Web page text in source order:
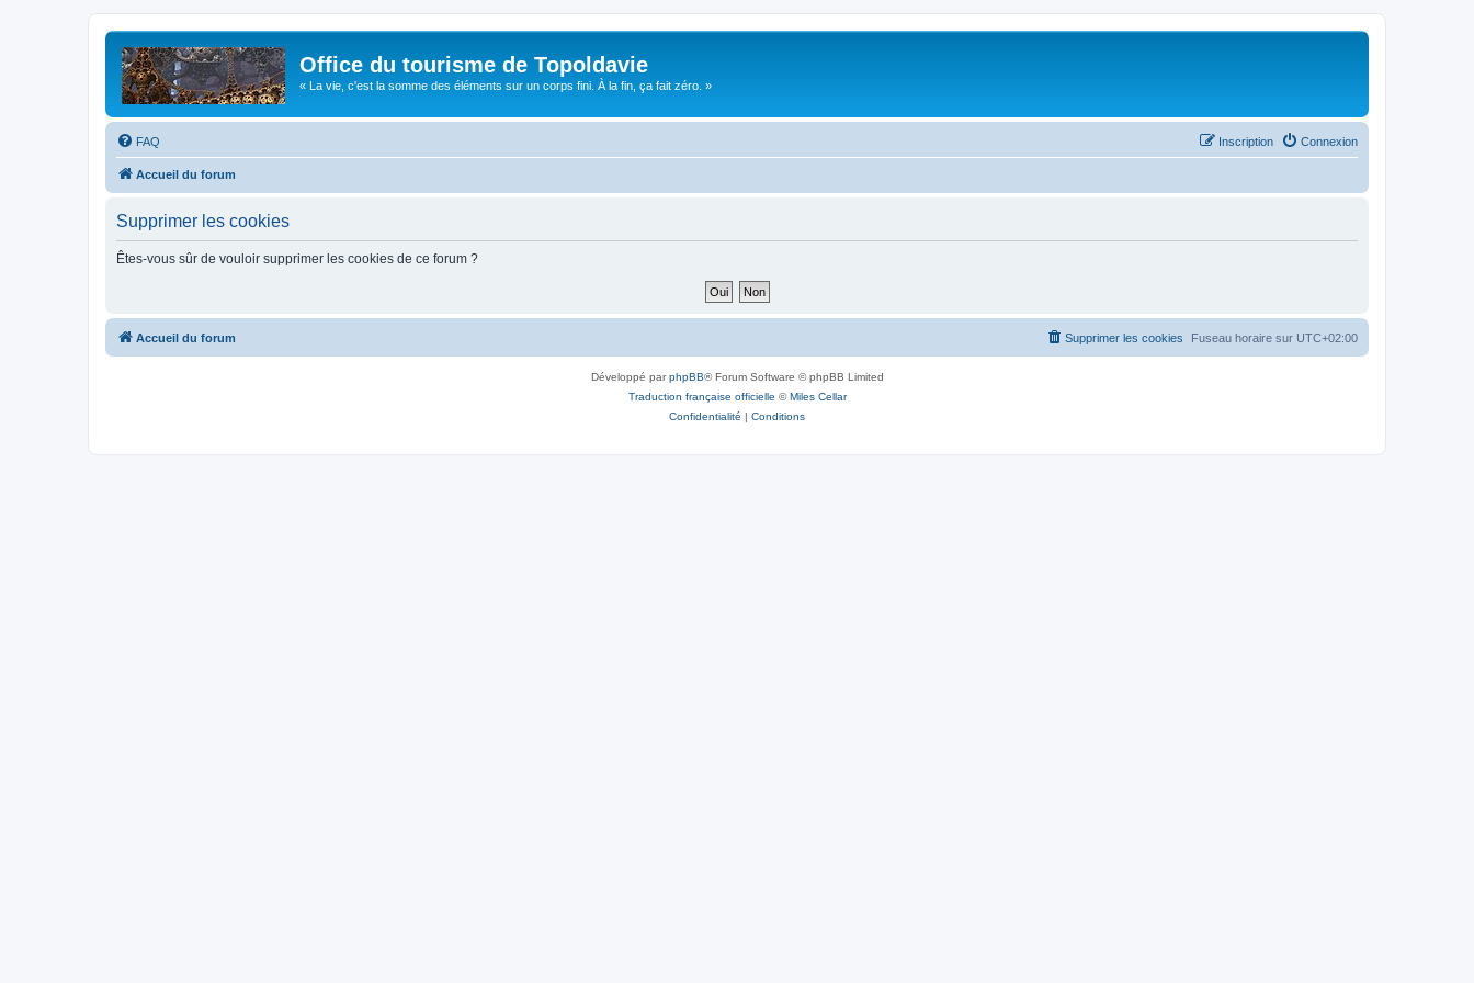
Office du tourisme de Topoldavie
« La vie, c'est la somme des éléments sur un corps fini. À la fin, ça fait zéro. »
FAQ Connexion
Inscription
Accueil du forum
Supprimer les cookies
Êtes-vous sûr de vouloir supprimer les cookies de ce forum ?
Accueil du forum Fuseau horaire sur UTC+02:00
Supprimer les cookies
Développé parphpBB® Forum Software © phpBB Limited
Traduction française officielle ©Miles Cellar
Confidentialité | Conditions